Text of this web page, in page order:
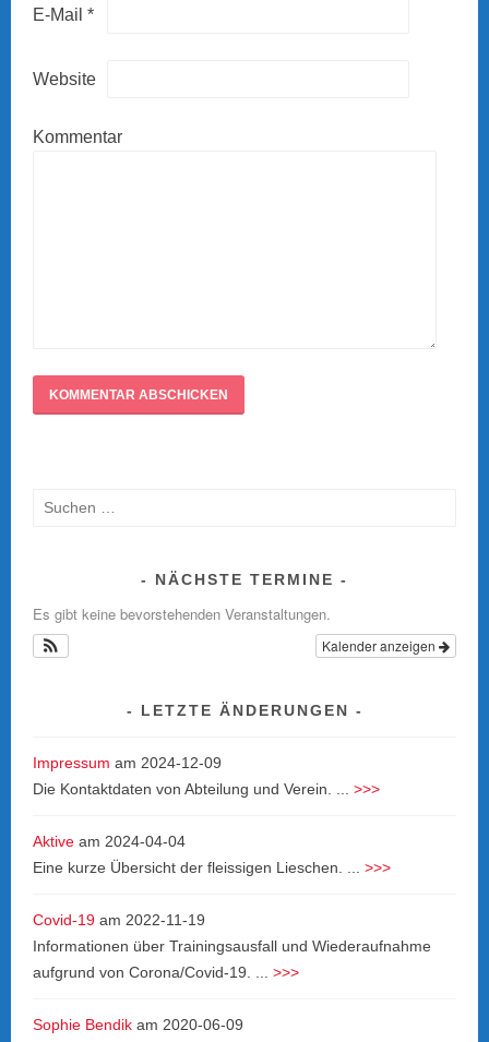
E-Mail*
Website
Kommentar
Suche
NÄCHSTE TERMINE
Es gibt keine bevorstehenden Veranstaltungen.
Kalender anzeigen
LETZTE ÄNDERUNGEN
Impressum am2024-12-09
Die Kontaktdaten von Abteilung und Verein. ...>>>
Aktive am2024-04-04
Eine kurze Übersicht der fleissigen Lieschen. ...>>>
Covid-19 am2022-11-19
Informationen über Trainingsausfall und Wiederaufnahme
aufgrund von Corona/Covid-19. ...>>>
Sophie Bendik am2020-06-09